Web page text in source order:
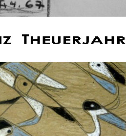
THEUERJAHR